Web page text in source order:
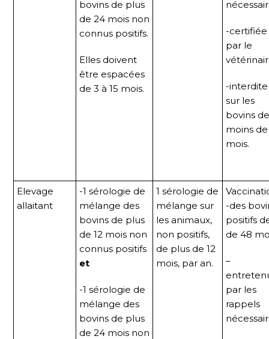
bovins de plus
de 24 mois non
connus positifs.
Elles doivent
être espacées
de 3 à 15 mois.
-certifiée
par le
-interdite
sur les
bovins
moins
mois.
Elevage
allaitant
-1 sérologie de
mélange des
bovins de plus
de 12 mois non
connus positifs
et
-1 sérologie de
mélange des
bovins de plus
de 24 mois non
1 sérologie de
mélange sur
les animaux,
non positifs,
de plus de 12
mois, par an.
-des
positifs
de 48
–
par les
rappels